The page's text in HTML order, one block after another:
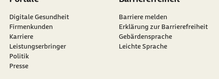
Digitale Gesundheit
Firmenkunden
Karriere
Leistungserbringer
Politik
Presse
Barriere melden
Erklärung zur Barrierefreiheit
Gebärdensprache
Leichte Sprache